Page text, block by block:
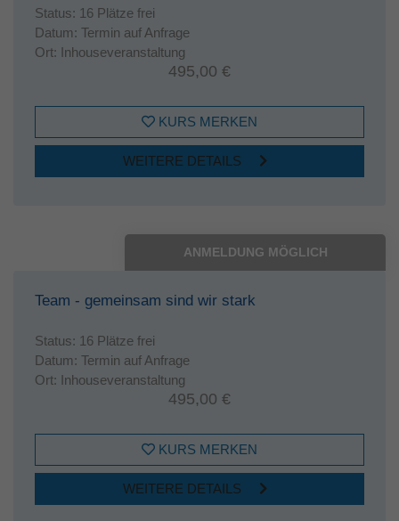
Status: 16 Plätze frei
Datum: Termin auf Anfrage
Ort: Inhouseveranstaltung
495,00 €
KURS MERKEN
WEITERE DETAILS
ANMELDUNG MÖGLICH
Team - gemeinsam sind wir stark
Status: 16 Plätze frei
Datum: Termin auf Anfrage
Ort: Inhouseveranstaltung
495,00 €
KURS MERKEN
WEITERE DETAILS